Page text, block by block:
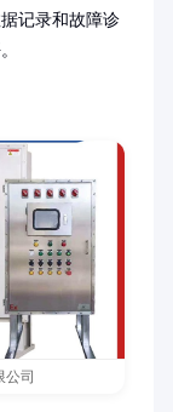
记录和故障诊
公司